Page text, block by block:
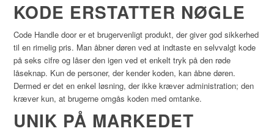
KODE ERSTATTER NØGLE
Code Handle door er et brugervenligt produkt, der giver god sikkerhed
til en rimelig pris. Man åbner døren ved at indtaste en selvvalgt kode
på seks cifre og låser den igen ved et enkelt tryk på den røde
låseknap. Kun de personer, der kender koden, kan åbne døren.
Dermed er det en enkel løsning, der ikke kræver administration; den
kræver kun, at brugerne omgås koden med omtanke.
UNIK PÅ MARKEDET